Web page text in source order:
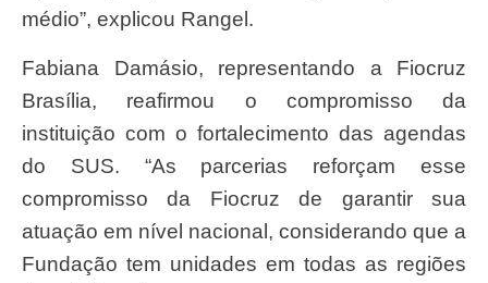
médio”, explicou Rangel.
Fabiana Damásio, representando a Fiocruz
Brasília, reafirmou o compromisso da
instituição com o fortalecimento das agendas
do SUS. “As parcerias reforçam esse
compromisso da Fiocruz de garantir sua
atuação em nível nacional, considerando que a
Fundação tem unidades em todas as regiões